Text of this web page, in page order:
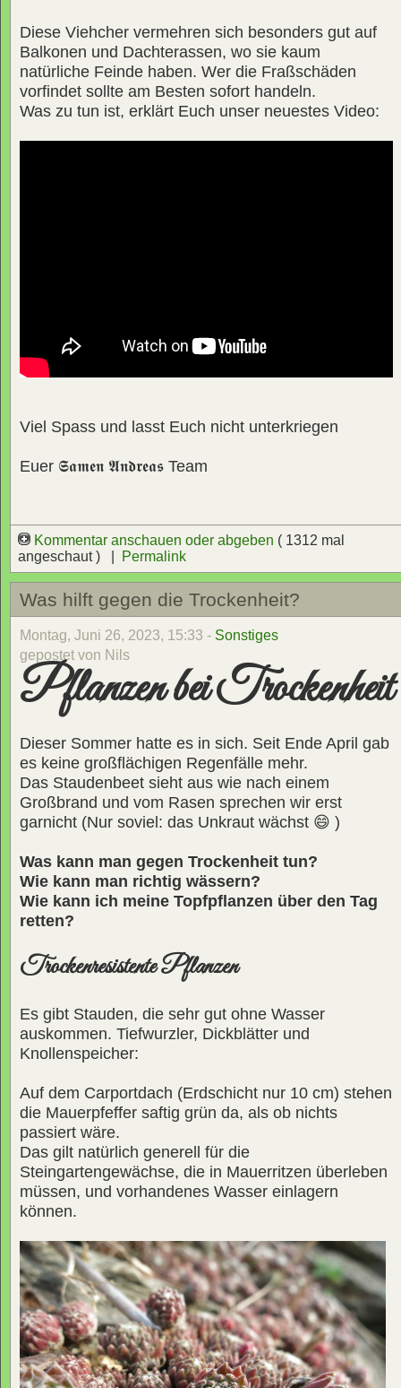
Diese Viehcher vermehren sich besonders gut auf
Balkonen und Dachterassen, wo sie kaum
natürliche Feinde haben. Wer die Fraßschäden
vorfindet sollte am Besten sofort handeln.
Was zu tun ist, erklärt Euch unser neuestes Video:
Viel Spass und lasst Euch nicht unterkriegen
Euer 𝕾𝖆𝖒𝖊𝖓 𝕬𝖓𝖉𝖗𝖊𝖆𝖘 Team
Kommentar anschauen oder abgeben ( 1312 mal
angeschaut ) |
Permalink
Was hilft gegen die Trockenheit?
Montag, Juni 26, 2023, 15:33 - Sonstiges
gepostet von Nils
Pflanzen bei Trockenheit
Dieser Sommer hatte es in sich. Seit Ende April gab
es keine großflächigen Regenfälle mehr.
Das Staudenbeet sieht aus wie nach einem
Großbrand und vom Rasen sprechen wir erst
garnicht (Nur soviel: das Unkraut wächst 😄 )
Was kann man gegen Trockenheit tun?
Wie kann man richtig wässern?
Wie kann ich meine Topfpflanzen über den Tag
retten?
Trockenresistente Pflanzen
Es gibt Stauden, die sehr gut ohne Wasser
auskommen. Tiefwurzler, Dickblätter und
Knollenspeicher:
Auf dem Carportdach (Erdschicht nur 10 cm) stehen
die Mauerpfeffer saftig grün da, als ob nichts
passiert wäre.
Das gilt natürlich generell für die
Steingartengewächse, die in Mauerritzen überleben
müssen, und vorhandenes Wasser einlagern
können.